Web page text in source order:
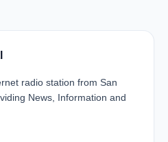
radio station from San
News, Information and